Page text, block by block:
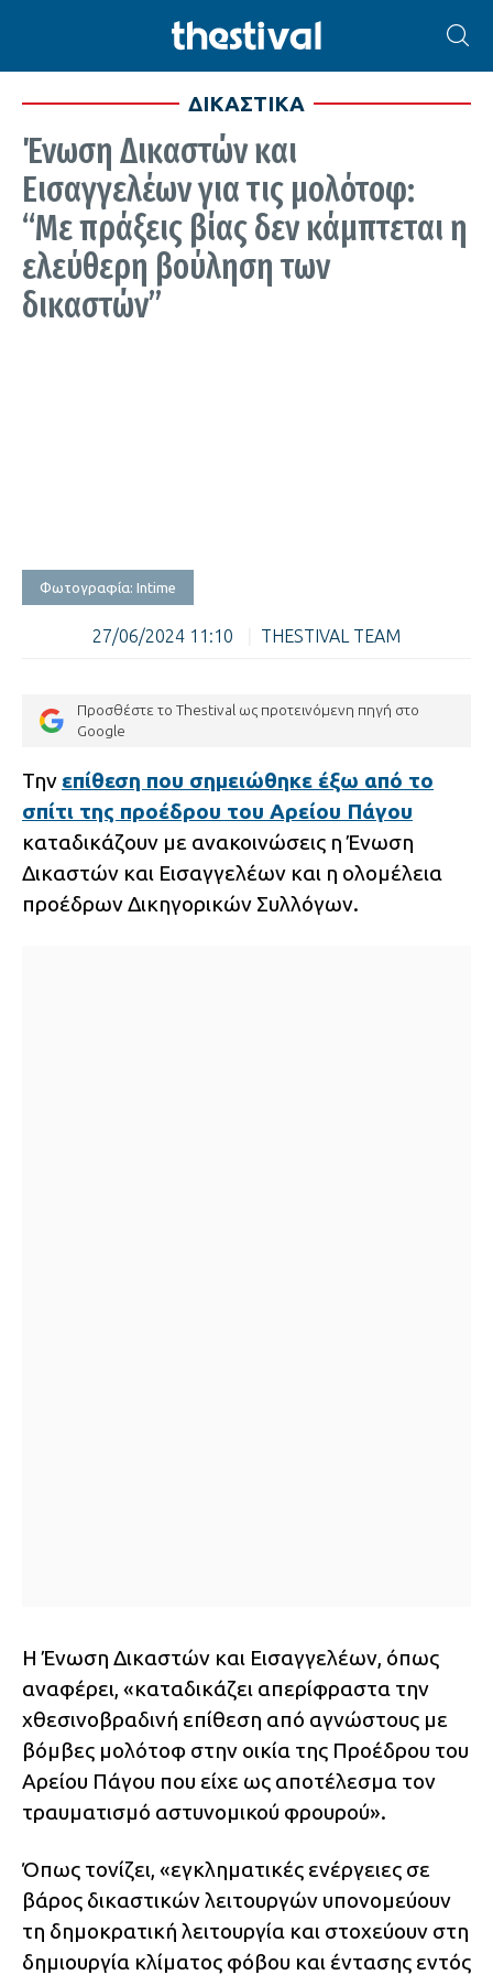
ΔΙΚΑΣΤΙΚΑ
Ένωση Δικαστών και
Εισαγγελέων για τις μολότοφ:
“Με πράξεις βίας δεν κάμπτεται η
ελεύθερη βούληση των
δικαστών”
Φωτογραφία: Intime
27/06/2024 11:10 THESTIVAL TEAM
Προσθέστε το Thestival ως προτεινόμενη πηγή στο
Google
Την επίθεση που σημειώθηκε έξω από το
σπίτι της προέδρου του Αρείου Πάγου
καταδικάζουν με ανακοινώσεις η Ένωση
Δικαστών και Εισαγγελέων και η ολομέλεια
προέδρων Δικηγορικών Συλλόγων.
Η Ένωση Δικαστών και Εισαγγελέων, όπως
αναφέρει, «καταδικάζει απερίφραστα την
χθεσινοβραδινή επίθεση από αγνώστους με
βόμβες μολότοφ στην οικία της Προέδρου του
Αρείου Πάγου που είχε ως αποτέλεσμα τον
τραυματισμό αστυνομικού φρουρού».
Όπως τονίζει, «εγκληματικές ενέργειες σε
βάρος δικαστικών λειτουργών υπονομεύουν
τη δημοκρατική λειτουργία και στοχεύουν στη
δημιουργία κλίματος φόβου και έντασης εντός